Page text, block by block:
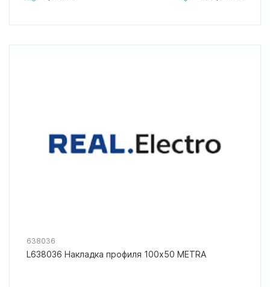
638036
L638036 Накладка профиля 100х50 METRA